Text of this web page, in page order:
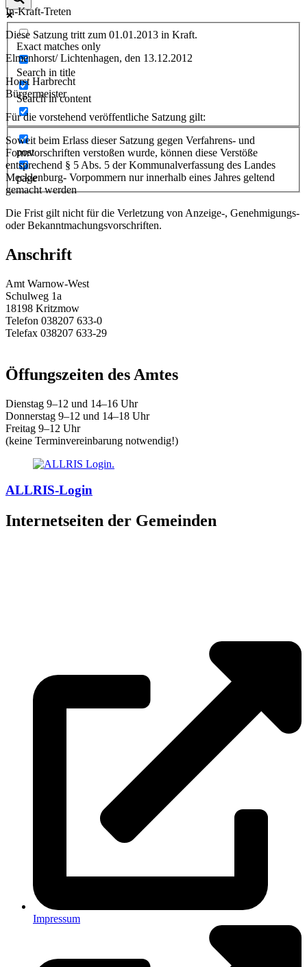
Exact matches only
Search in title
Search in content
post
page
In-Kraft-Treten
Diese Satzung tritt zum 01.01.2013 in Kraft.
Elmenhorst/ Lichtenhagen, den 13.12.2012
Horst Harbrecht
Bürgermeister
Für die vorstehend veröffentliche Satzung gilt:
Soweit beim Erlass dieser Satzung gegen Verfahrens- und
Formvorschriften verstoßen wurde, können diese Verstöße
entsprechend § 5 Abs. 5 der Kommunalverfassung des Landes
Mecklenburg- Vorpommern nur innerhalb eines Jahres geltend
gemacht werden
Die Frist gilt nicht für die Verletzung von Anzeige-, Genehmigungs-
oder Bekanntmachungsvorschriften.
Anschrift
Amt Warnow-West
Schulweg 1a
18198 Kritzmow
Telefon 038207 633-0
Telefax 038207 633-29
Öffungszeiten des Amtes
Dienstag 9–12 und 14–16 Uhr
Donnerstag 9–12 und 14–18 Uhr
Freitag 9–12 Uhr
(keine Terminvereinbarung notwendig!)
ALLRIS-Login
Internetseiten der Gemeinden
Impressum